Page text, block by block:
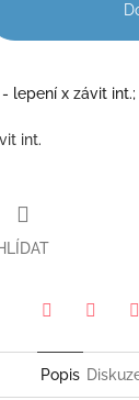
lepení x závit
int.
Popis